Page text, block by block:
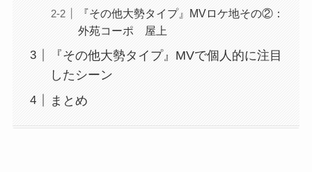
『その他大勢タイプ』MVロケ地その②：
外苑コーポ 屋上
『その他大勢タイプ』MVで個人的に注目
したシーン
まとめ